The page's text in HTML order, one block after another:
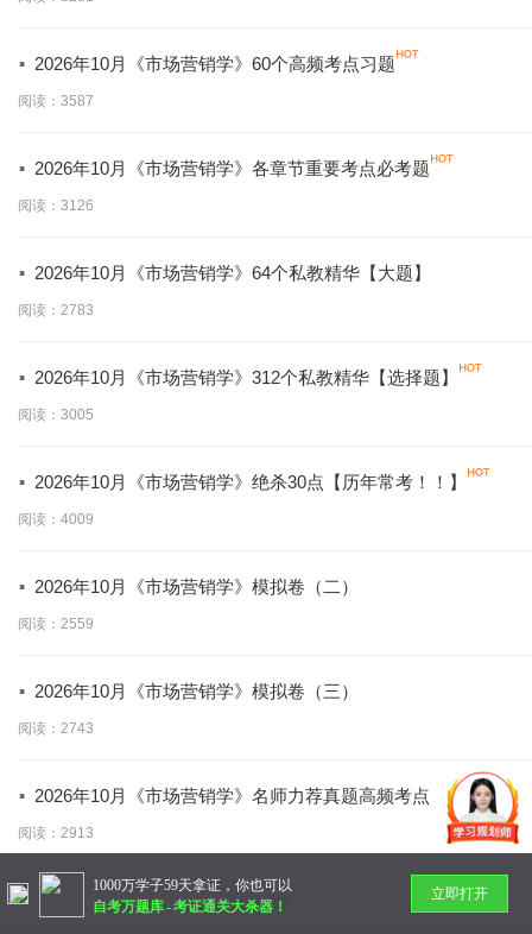
· 2026年10月《市场营销学》60个高频考点习题
阅读：3587
· 2026年10月《市场营销学》各章节重要考点必考题
阅读：3126
· 2026年10月《市场营销学》64个私教精华【大题】
阅读：2783
· 2026年10月《市场营销学》312个私教精华【选择题】
阅读：3005
· 2026年10月《市场营销学》绝杀30点【历年常考！！】
阅读：4009
· 2026年10月《市场营销学》模拟卷（二）
阅读：2559
· 2026年10月《市场营销学》模拟卷（三）
阅读：2743
· 2026年10月《市场营销学》名师力荐真题高频考点
阅读：2913
暂无更多
1000万学子59天拿证，你也可以
自考万题库-考证通关大杀器！
立即打开